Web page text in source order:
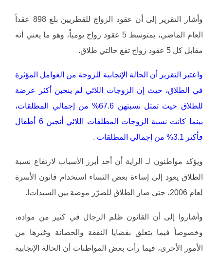
وأشار التقرير إلى أن عقود الزواج للقطريين بلغ 898 عقداً
العام الماضي، بمتوسط 5 عقود زواج يومياً، وهو ما يعني أنه
مقابل كل 5 عقود زواج تقع حالتي طلاق.
واعتبر التقرير أن الحالة الإنجابية للزوجة من العوامل المؤثرة
في الطلاق، حيث إن الزوجات اللائي لم ينجبن أكثر عرضة
للطلاق حيث تمثل نسبتهن 67.6% من إجمالي المطلقات،
بينما كانت نسبة الزوجات المطلقات اللائي أنجبن 6 أطفال
فأكثر 3.1% من إجمالي المطلقات .
ويؤكد مواطنون لـ الراية أن أحد أبرز الأسباب لارتفاع نسبة
الطلاق يعود إلى إساءة بعض النساء استخدام قانون الأسرة
لعام 2006، حتى صار الطلاق للضرّر موضة بين السيدات!.
وأشاروا إلى أن القانون ظلم الرجال في كثير من مواده،
وخصوصاً فيما يتعلق بقضايا النفقة والحضانة وغيرها من
الأمور الأخرى، فيما رأت بعض المواطنات أن الحالة الإنجابية